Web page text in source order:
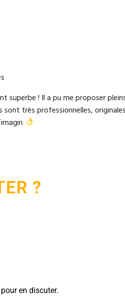
! Il a pu me proposer
très professionnelles,
?
en discuter.